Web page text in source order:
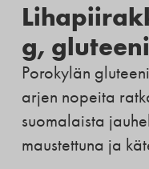
g,
Porokylän
arjen nopeita
suomalaista
maustettuna ja